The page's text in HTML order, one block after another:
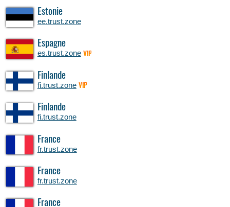
Estonie
ee.trust.zone
Espagne
es.trust.zone VIP
Finlande
fi.trust.zone VIP
Finlande
fi.trust.zone
France
fr.trust.zone
France
fr.trust.zone
France